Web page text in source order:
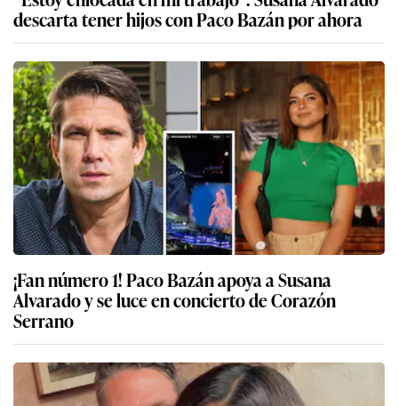
descarta tener hijos con Paco Bazán por ahora
¡Fan número 1! Paco Bazán apoya a Susana
Alvarado y se luce en concierto de Corazón
Serrano